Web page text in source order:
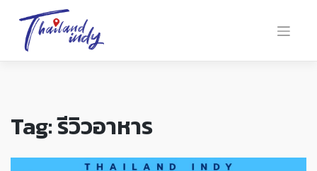
Tag:รีวิวอาหาร